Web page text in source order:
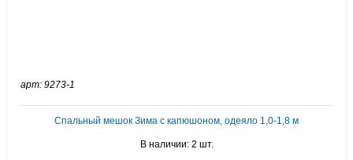
арт: 9273-1
Спальный мешок Зима с капюшоном, одеяло 1,0-1,8 м
В наличии: 2 шт.